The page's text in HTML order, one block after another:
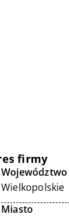
firmy
Województwo
Wielkopolskie
Miasto